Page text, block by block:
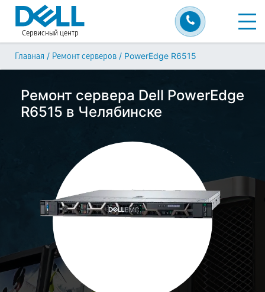
Сервисный центр
Главная / Ремонт серверов / PowerEdge R6515
Ремонт сервера Dell PowerEdge
R6515 в Челябинске